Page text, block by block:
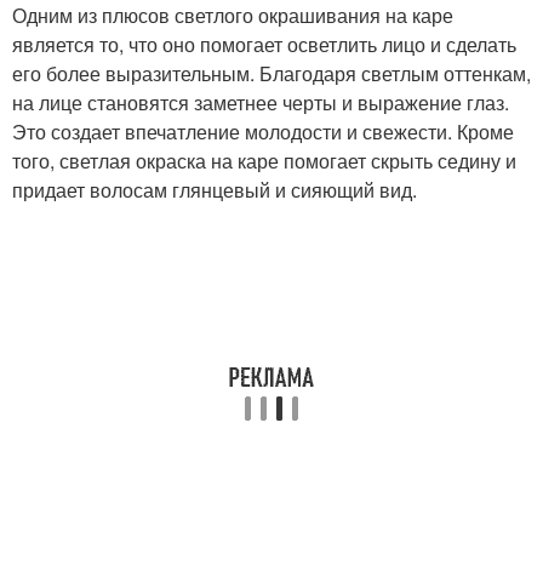
Одним из плюсов светлого окрашивания на каре
является то, что оно помогает осветлить лицо и сделать
его более выразительным. Благодаря светлым оттенкам,
на лице становятся заметнее черты и выражение глаз.
Это создает впечатление молодости и свежести. Кроме
того, светлая окраска на каре помогает скрыть седину и
придает волосам глянцевый и сияющий вид.